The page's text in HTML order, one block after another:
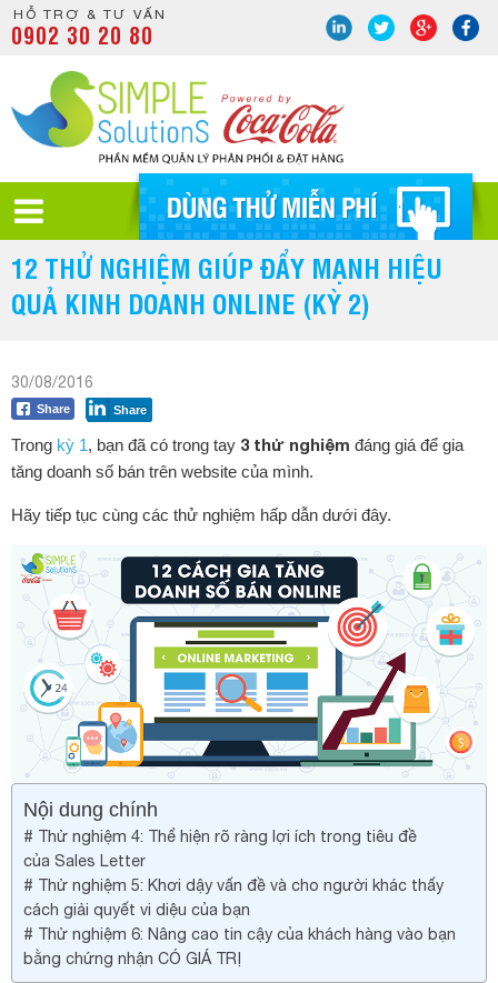
HỖ TRỢ & TƯ VẤN
0902 30 20 80
12 THỬ NGHIỆM GIÚP ĐẨY MẠNH HIỆU
QUẢ KINH DOANH ONLINE (KỲ 2)
30/08/2016
Share Share
Trong kỳ 1, bạn đã có trong tay 3 thử nghiệm đáng giá để gia
tăng doanh số bán trên website của mình.
Hãy tiếp tục cùng các thử nghiệm hấp dẫn dưới đây.
Nội dung chính
# Thử nghiệm 4: Thể hiện rõ ràng lợi ích trong tiêu đề
của Sales Letter
# Thử nghiệm 5: Khơi dậy vấn đề và cho người khác thấy
cách giải quyết vi diệu của bạn
# Thử nghiệm 6: Nâng cao tin cậy của khách hàng vào bạn
bằng chứng nhận CÓ GIÁ TRỊ